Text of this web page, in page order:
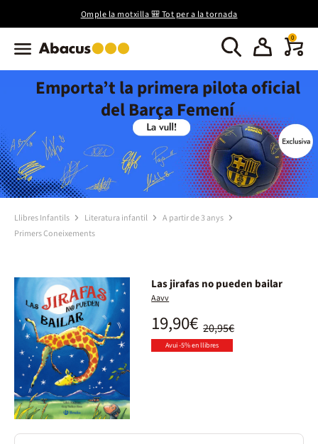
Omple la motxilla 🎒 Tot per a la tornada
0
Emporta’t la primera pilota oficial
del Barça Femení
Llibres Infantils Literatura infantil
A partir de 3 anys
Primers Coneixements
Las jirafas no pueden bailar
Aavv
20,95€
19,90€
Avui -5% en llibres